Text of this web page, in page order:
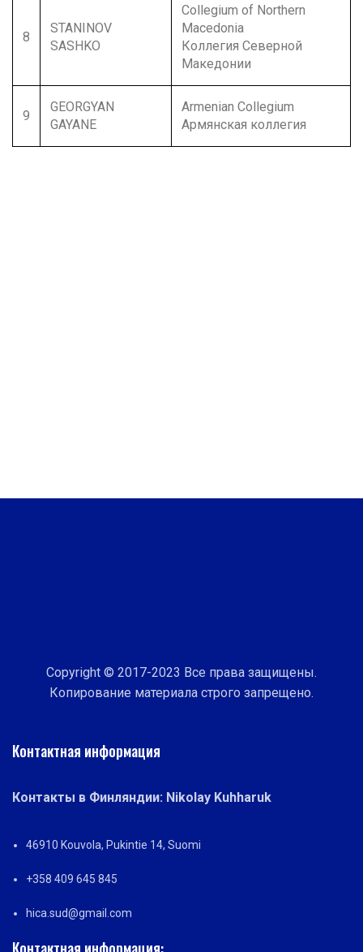
8
STANINOV
SASHKO
Collegium of Northern
Macedonia
Коллегия Северной
Македонии
9
GEORGYAN
GAYANE
Armenian Collegium
Армянская коллегия
Copyright © 2017-2023 Все права защищены.
Копирование материала строго запрещено.
Контактная информация
Контакты в Финляндии: Nikolay Kuhharuk
46910 Kouvola, Pukintie 14, Suomi
+358 409 645 845
hica.sud@gmail.com